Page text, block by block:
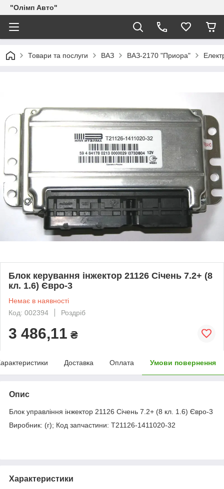
"Олімп Авто"
Товари та послуги ВАЗ ВАЗ-2170 "Приора"
Блок керування інжектор 21126 Січень 7.2+ (8
кл. 1.6) Євро-3
Немає в наявності
Код: 002394
Роздріб
3 486,11 ₴
Доставка Оплата Умови повернення
Опис
Блок управління інжектор 21126 Січень 7.2+ (8 кл. 1.6) Євро-3
Виробник: (г); Код запчастини: Т21126-1411020-32
Характеристики